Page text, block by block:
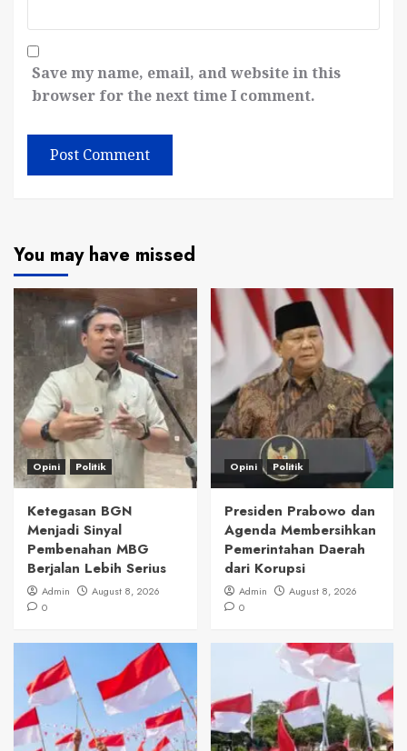
Save my name, email, and website in this
browser for the next time I comment.
You may have missed
Opini Politik
Ketegasan BGN
Menjadi Sinyal
Pembenahan MBG
Berjalan Lebih Serius
Admin
August 8, 2026
0
Opini Politik
Presiden Prabowo dan
Agenda Membersihkan
Pemerintahan Daerah
dari Korupsi
Admin
August 8, 2026
0